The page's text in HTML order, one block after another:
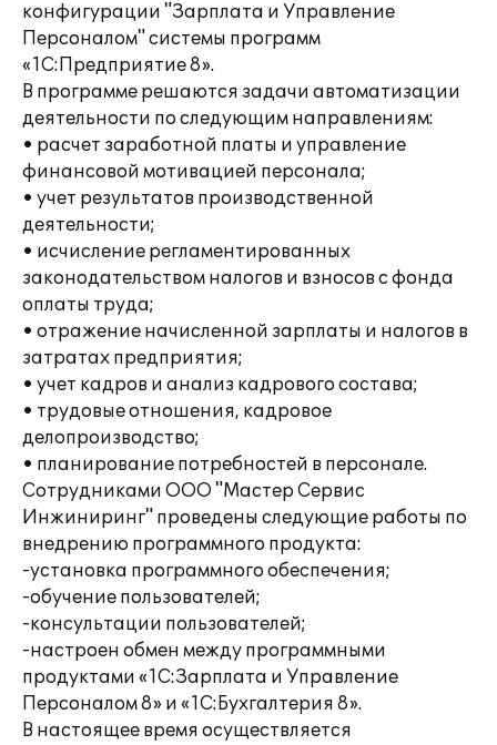
конфигурации "Зарплата и Управление
Персоналом" системы программ
«1С:Предприятие 8».
В программе решаются задачи автоматизации
деятельности по следующим направлениям:
• расчет заработной платы и управление
финансовой мотивацией персонала;
• учет результатов производственной
деятельности;
• исчисление регламентированных
законодательством налогов и взносов с фонда
оплаты труда;
• отражение начисленной зарплаты и налогов в
затратах предприятия;
• учет кадров и анализ кадрового состава;
• трудовые отношения, кадровое
делопроизводство;
• планирование потребностей в персонале.
Сотрудниками ООО "Мастер Сервис
Инжиниринг" проведены следующие работы по
внедрению программного продукта:
-установка программного обеспечения;
-обучение пользователей;
-консультации пользователей;
-настроен обмен между программными
продуктами «1С:Зарплата и Управление
Персоналом 8» и «1С:Бухгалтерия 8».
В настоящее время осуществляется